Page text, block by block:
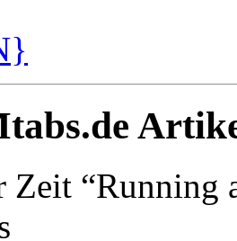
Zeit “Running